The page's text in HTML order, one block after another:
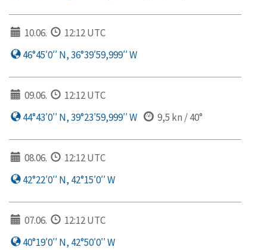
10.06.
12:12 UTC
46°45′0′′ N, 36°39′59,999′′ W
09.06.
12:12 UTC
44°43′0′′ N, 39°23′59,999′′ W
9,5 kn / 40°
08.06.
12:12 UTC
42°22′0′′ N, 42°15′0′′ W
07.06.
12:12 UTC
40°19′0′′ N, 42°50′0′′ W